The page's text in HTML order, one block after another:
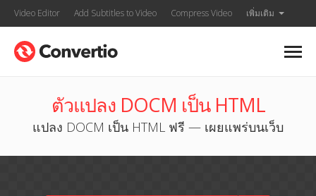
Video Editor Add Subtitles to Video Compress Video เพิ่มเติม
ตัวแปลง DOCM เป็น HTML
แปลง DOCM เป็น HTML ฟรี — เผยแพร่บนเว็บ